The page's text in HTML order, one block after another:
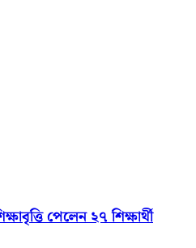
পেলেন ২৭ শিক্ষার্থী